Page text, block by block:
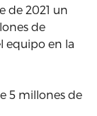
de 2021 un
de
equipo en la
5 millones de